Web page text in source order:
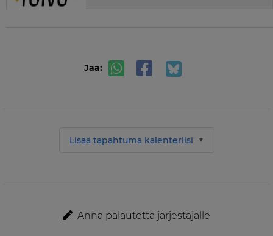
Jaa:
Lisää tapahtuma kalenteriisi
Anna palautetta järjestäjälle